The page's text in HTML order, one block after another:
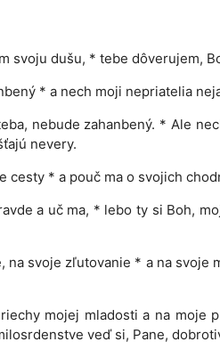
svoju dušu, * tebe dôverujem,
* a nech moji nepriatelia
nebude zahanbený. * Ale
nevery.
cesty * a pouč ma o svojich
a uč ma, * lebo ty si Boh,
na svoje zľutovanie * a na svoje
mojej mladosti a na moje
veď si, Pane,